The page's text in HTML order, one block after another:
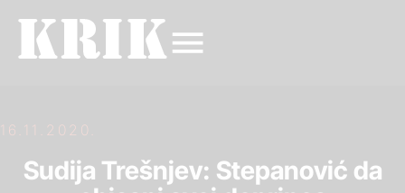
16.11.2020.
Sudija Trešnjev: Stepanović da